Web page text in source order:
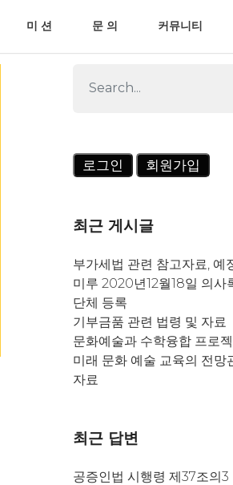
미 션 문 의 커뮤니티
로그인 회원가입
최근 게시글
부가세법 관련 참고자료, 예
미루 2020년12월18일 의사
단체 등록
기부금품 관련 법령 및 자료
문화예술과 수학융합 프로
미래 문화 예술 교육의 전망
자료
최근 답변
공증인법 시행령 제37조의3